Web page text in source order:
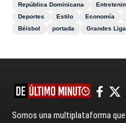
República Dominicana
Deportes
Estilo Economía
Béisbol
portada Grandes
Somos una multiplataforma